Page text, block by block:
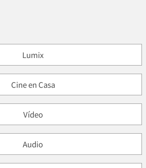
Lumix
Cine en Casa
Vídeo
Audio